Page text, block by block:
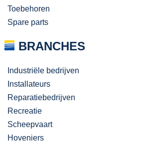
Toebehoren
Spare parts
BRANCHES
Industriële bedrijven
Installateurs
Reparatiebedrijven
Recreatie
Scheepvaart
Hoveniers